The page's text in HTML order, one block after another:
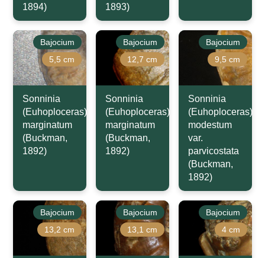
1894)
1893)
Bajocium
5,5 cm
Sonninia
(Euhoploceras)
marginatum
(Buckman,
1892)
Bajocium
12,7 cm
Sonninia
(Euhoploceras)
marginatum
(Buckman,
1892)
Bajocium
9,5 cm
Sonninia
(Euhoploceras)
modestum
var.
parvicostata
(Buckman,
1892)
Bajocium
13,2 cm
Bajocium
13,1 cm
Bajocium
4 cm